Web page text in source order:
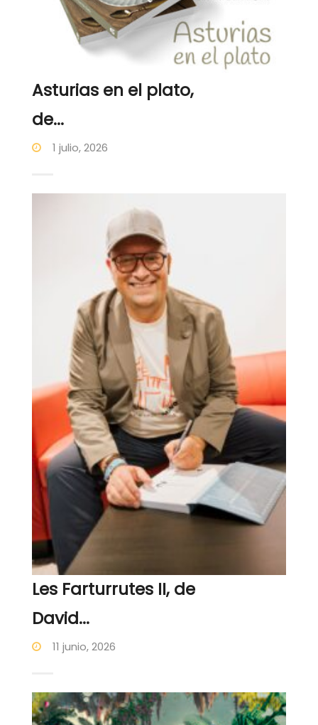
Asturias en el plato,
de...
1 julio, 2026
Les Farturrutes II, de
David...
11 junio, 2026